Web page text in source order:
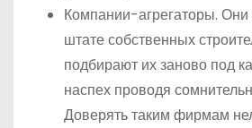
Компании-агрегаторы.
штате собственных
подбирают их заново под
наспех проводя
Доверять таким фирмам